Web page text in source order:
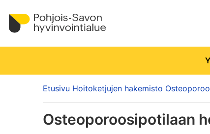
Etusivu Hoitoketjujen hakemisto
Osteoporoosipotilaan